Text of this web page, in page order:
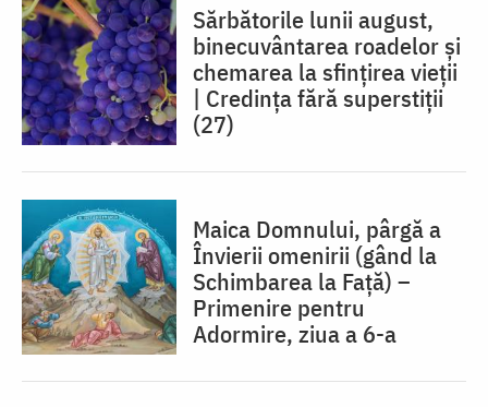
Sărbătorile lunii august,
binecuvântarea roadelor și
chemarea la sfințirea vieții
| Credința fără superstiții
(27)
Maica Domnului, pârgă a
Învierii omenirii (gând la
Schimbarea la Față) –
Primenire pentru
Adormire, ziua a 6-a